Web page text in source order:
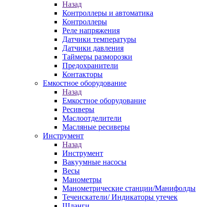
Назад
Контроллеры и автоматика
Контроллеры
Реле напряжения
Датчики температуры
Датчики давления
Таймеры разморозки
Предохранители
Контакторы
Емкостное оборудование
Назад
Емкостное оборудование
Ресиверы
Маслоотделители
Масляные ресиверы
Инструмент
Назад
Инструмент
Вакуумные насосы
Весы
Манометры
Манометрические станции/Манифолды
Течеискатели/ Индикаторы утечек